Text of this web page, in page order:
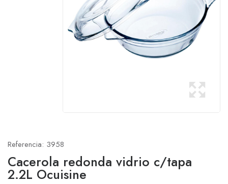
Referencia: 3958
Cacerola redonda vidrio c/tapa
2.2L Ocuisine